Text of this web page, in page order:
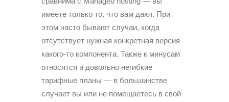
имеете только то, что вам дают. При
этом часто бывают случаи, когда
отсутствует нужная конкретная версия
какого-то компонента. Также к минусам
относятся и довольно негибкие
тарифные планы — в большинстве
случает вы или не помещаетесь в свой